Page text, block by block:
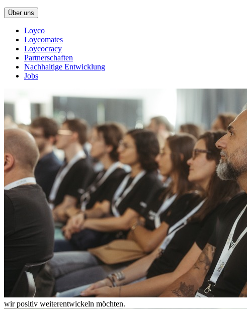
Über uns
Loyco
Loycomates
Loycocracy
Partnerschaften
Nachhaltige Entwicklung
Jobs
wir positiv weiterentwickeln möchten.